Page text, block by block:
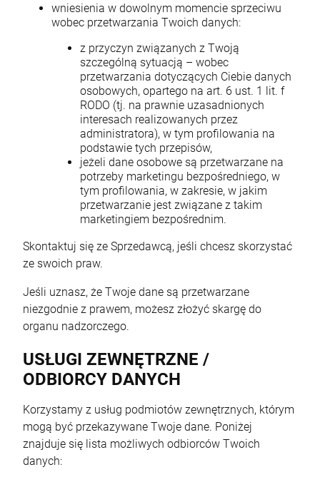
wniesienia w dowolnym momencie sprzeciwu
wobec przetwarzania Twoich danych:
z przyczyn związanych z Twoją
szczególną sytuacją – wobec
przetwarzania dotyczących Ciebie danych
osobowych, opartego na art. 6 ust. 1 lit. f
RODO (tj. na prawnie uzasadnionych
interesach realizowanych przez
administratora), w tym profilowania na
podstawie tych przepisów,
jeżeli dane osobowe są przetwarzane na
potrzeby marketingu bezpośredniego, w
tym profilowania, w zakresie, w jakim
przetwarzanie jest związane z takim
marketingiem bezpośrednim.
Skontaktuj się ze Sprzedawcą, jeśli chcesz skorzystać
ze swoich praw.
Jeśli uznasz, że Twoje dane są przetwarzane
niezgodnie z prawem, możesz złożyć skargę do
organu nadzorczego.
USŁUGI ZEWNĘTRZNE /
ODBIORCY DANYCH
Korzystamy z usług podmiotów zewnętrznych, którym
mogą być przekazywane Twoje dane. Poniżej
znajduje się lista możliwych odbiorców Twoich
danych: